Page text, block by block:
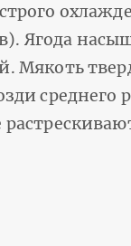
Ягода
Мякоть